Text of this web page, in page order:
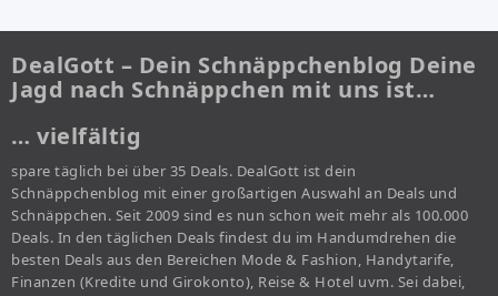
DealGott – Dein Schnäppchenblog Deine
Jagd nach Schnäppchen mit uns ist…
… vielfältig
spare täglich bei über 35 Deals. DealGott ist dein
Schnäppchenblog mit einer großartigen Auswahl an Deals und
Schnäppchen. Seit 2009 sind es nun schon weit mehr als 100.000
Deals. In den täglichen Deals findest du im Handumdrehen die
besten Deals aus den Bereichen Mode & Fashion, Handytarife,
Finanzen (Kredite und Girokonto), Reise & Hotel uvm. Sei dabei,